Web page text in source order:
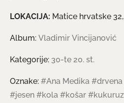
LOKACIJA: Matice hrvatske
Album: Vladimir Vincijanović
Kategorije: 30-te 20. st.
Oznake: #Ana Medika
#jesen #kola #košar #kukuruz